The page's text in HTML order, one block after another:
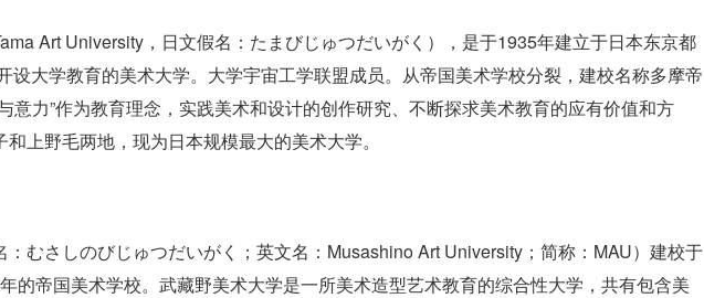
Art University，日文假名：たまびじゅつだいがく），是于1935年建立于日本东京都
设大学教育的美术大学。大学宇宙工学联盟成员。从帝国美术学校分裂，建校名称多摩帝
意力”作为教育理念，实践美术和设计的创作研究、不断探求美术教育的应有价值和方
上野毛两地，现为日本规模最大的美术大学。
むさしのびじゅつだいがく；英文名：Musashino Art University；简称：MAU）建校于
的帝国美术学校。武藏野美术大学是一所美术造型艺术教育的综合性大学，共有包含美